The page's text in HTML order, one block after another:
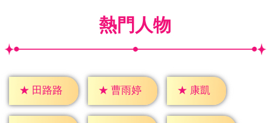
熱門人物
★ 田路路 ★ 曹雨婷 ★ 康凱